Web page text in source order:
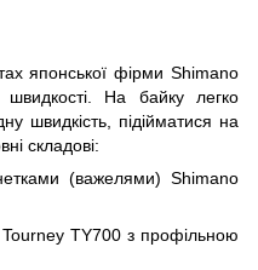
японської фірми Shimano
швидкості. На байку легко
швидкість, підійматися на
складові:
(важелями) Shimano
TY700 з профільною